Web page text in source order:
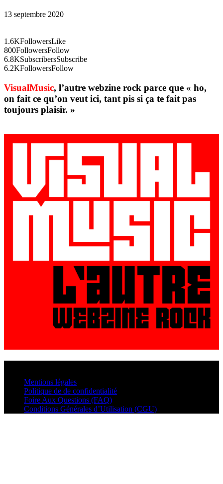
13 septembre 2020
1.6KFollowersLike
800FollowersFollow
6.8KSubscribersSubscribe
6.2KFollowersFollow
VisualMusic, l’autre webzine rock parce que « ho,
on fait ce qu’on veut ici, tant pis si ça te fait pas
toujours plaisir. »
Mentions légales
Politique de de confidentialité
Foire Aux Questions (FAQ)
Conditions Générales d’Utilisation (CGU)